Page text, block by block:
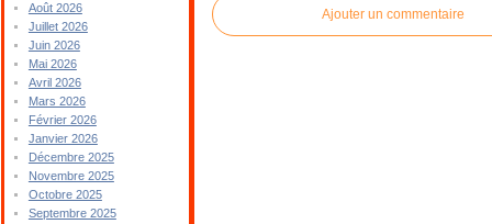
Août 2026
Juillet 2026
Juin 2026
Mai 2026
Avril 2026
Mars 2026
Février 2026
Janvier 2026
Décembre 2025
Novembre 2025
Octobre 2025
Septembre 2025
Ajouter un commentaire